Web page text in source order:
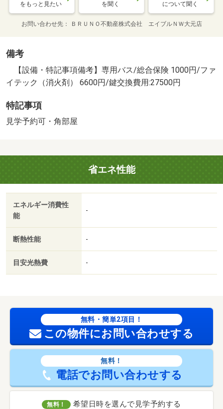
をもっと見たい を聞く について聞く
お問い合わせ先 ＢＲＵＮＯ不動産株式会社 エイブルＮＷ大元店
備考
【設備・特記事項備考】専用バス/総合保険 1000円/ファ
イテック（消火剤） 6600円/鍵交換費用:27500円
特記事項
見学予約可・角部屋
省エネ性能
エネルギー消費性
能
-
断熱性能 -
目安光熱費 -
無料・簡単2項目！
この物件にお問い合わせする
無料！
電話でお問い合わせする
無料！ 希望日時を選んで見学予約する